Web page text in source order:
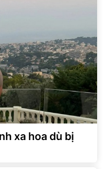
xa hoa dù bị